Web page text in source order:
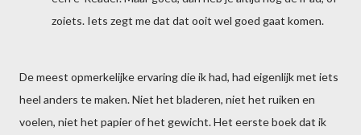
zoiets. Iets zegt me dat dat ooit wel goed gaat komen.
De meest opmerkelijke ervaring die ik had, had eigenlijk met iets
heel anders te maken. Niet het bladeren, niet het ruiken en
voelen, niet het papier of het gewicht. Het eerste boek dat ik